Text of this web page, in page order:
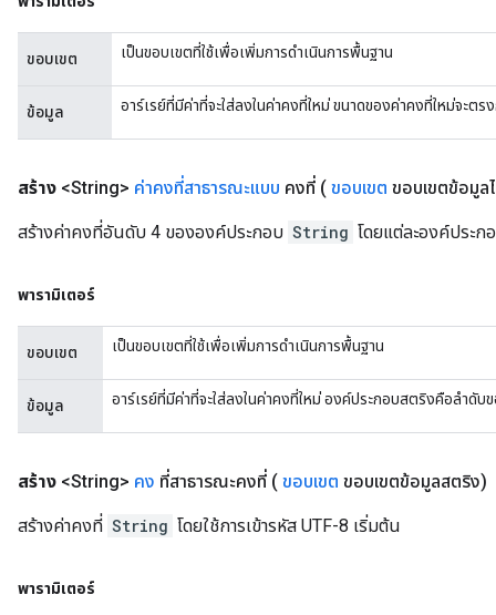
ขอบเขต เป็นขอบเขตที่ใช้เพื่อเพิ่มการดำเนินการพื้นฐาน
ข้อมูล อาร์เรย์ที่มีค่าที่จะใส่ลงในค่าคงที่ใหม่ ขนาดของค่าคงที่ใหม่จะตร
สร้าง <String> ค่าคงที่สาธารณะแบบ คงที่ ( ขอบเขต ขอบเขตข้อมู
สร้างค่าคงที่อันดับ 4 ขององค์ประกอบ String โดยแต่ละองค์ประ
พารามิเตอร์
ขอบเขต เป็นขอบเขตที่ใช้เพื่อเพิ่มการดำเนินการพื้นฐาน
ข้อมูล อาร์เรย์ที่มีค่าที่จะใส่ลงในค่าคงที่ใหม่ องค์ประกอบสตริงคือลำดับ
สร้าง <String> คง ที่สาธารณะคงที่ ( ขอบเขต ขอบเขตข้อมูลสตริง)
สร้างค่าคงที่ String โดยใช้การเข้ารหัส UTF-8 เริ่มต้น
พารามิเตอร์